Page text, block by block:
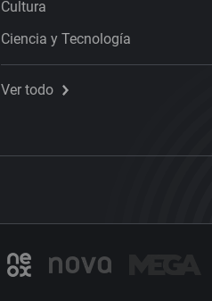
Cultura
Ciencia y Tecnología
Ver todo